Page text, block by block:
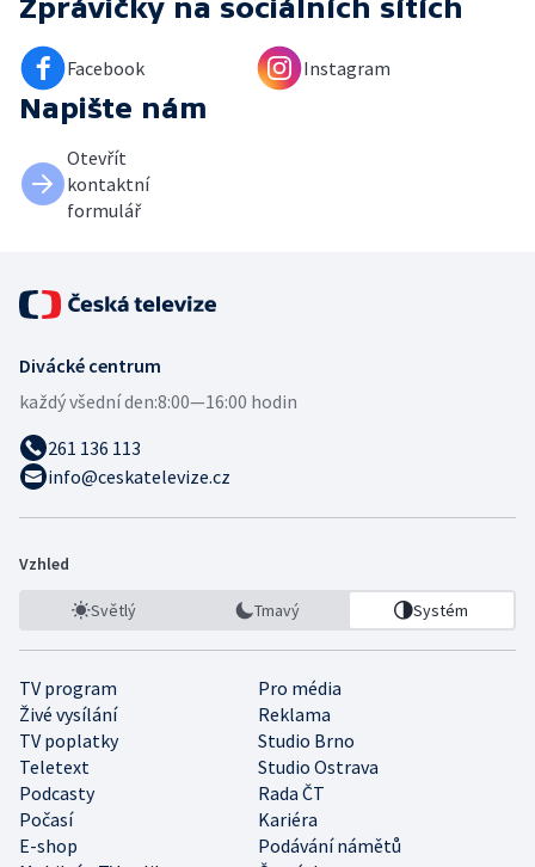
Zprávičky na sociálních sítích
Facebook Instagram
Napište nám
Otevřít
kontaktní
formulář
Divácké centrum
každý všední den:8:00—16:00 hodin
261 136 113
info@ceskatelevize.cz
Vzhled
Světlý Tmavý Systém
TV program
Pro média
Živé vysílání
Reklama
TV poplatky
Studio Brno
Teletext
Studio Ostrava
Podcasty
Rada ČT
Počasí
Kariéra
E-shop
Podávání námětů